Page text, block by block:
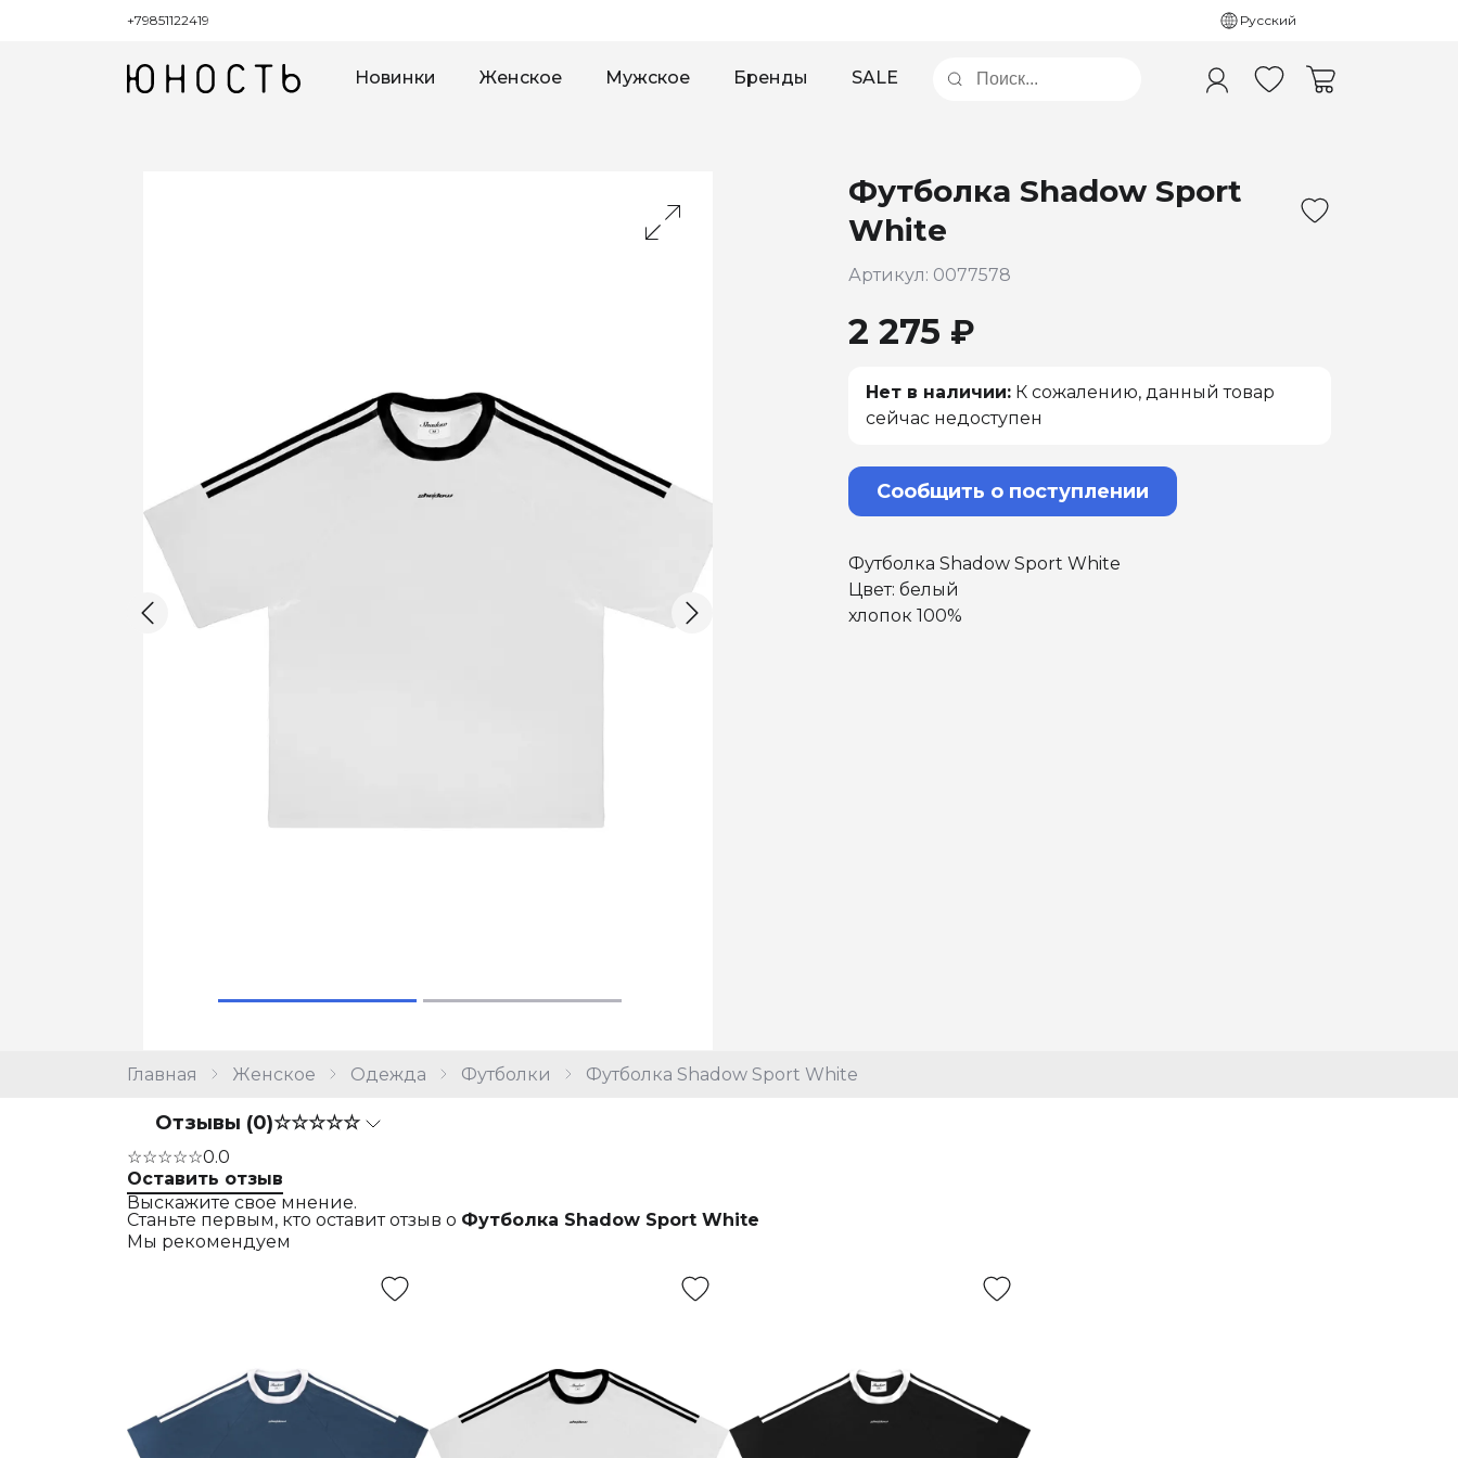
+79851122419 Русский
Новинки Женское Мужское Бренды SALE
Главная Женское Одежда Футболки Футболка Shadow Sport White
Футболка Shadow Sport
White
Артикул: 0077578
2 275 ₽
Нет в наличии: К сожалению, данный товар
сейчас недоступен
Сообщить о поступлении
Футболка Shadow Sport White
Цвет: белый
хлопок 100%
Отзывы (0)☆☆☆☆☆
☆☆☆☆☆0.0
Оставить отзыв
Выскажите свое мнение.
Станьте первым, кто оставит отзыв о Футболка Shadow Sport White
Мы рекомендуем